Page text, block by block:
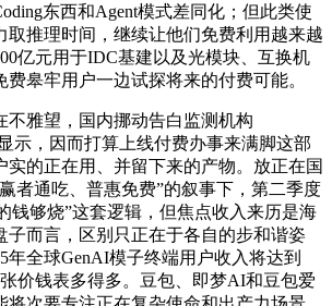
东西和Agent模式差同化；但此类使
取推理时间，继续让他们免费利用越来越
亿元用于IDC基建以及光模块、互换机
皋牢用户一边试探将来的付费可能。
雅望，国内挪动告白监测机构
示，因而打算上线付费办事来满脚这部
实的正在用、并留下来的产物。放正在国
者通吃、普惠免费”的叙事下，第二季度
钱够烧”这套逻辑，但焦点收入来历是海
子而言，区别只正在于各自的步和谐姿
年全球GenAI模子终端用户收入将达到
价钱表多得多。豆包、即梦AI和豆包爱